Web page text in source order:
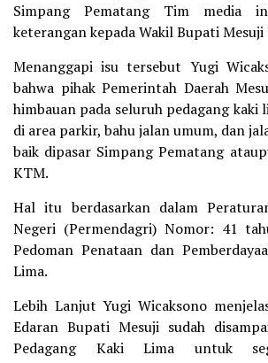
Simpang Pematang Tim media
keterangan kepada Wakil Bupati Mesuji
Menanggapi isu tersebut Yugi
bahwa pihak Pemerintah Daerah
himbauan pada seluruh pedagang kaki
di area parkir, bahu jalan umum, dan
baik dipasar Simpang Pematang
KTM.
Hal itu berdasarkan dalam
Negeri (Permendagri) Nomor: 41
Pedoman Penataan dan
Lima.
Lebih Lanjut Yugi Wicaksono
Edaran Bupati Mesuji sudah
Pedagang Kaki Lima untuk